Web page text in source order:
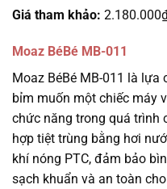
Giá tham khảo:
Moaz BéBé MB-011
Moaz BéBé MB-011 là
bỉm muốn một chiếc máy
chức năng trong quá trình
hợp tiệt trùng bằng hơi
khí nóng PTC, đảm bảo
sạch khuẩn và an toàn